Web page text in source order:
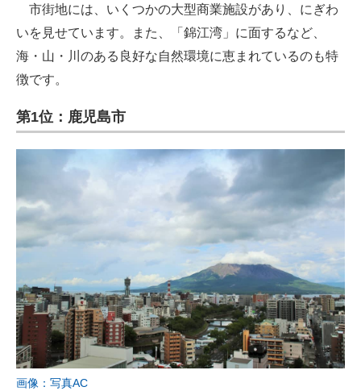
市街地には、いくつかの大型商業施設があり、にぎわ
いを見せています。また、「錦江湾」に面するなど、
海・山・川のある良好な自然環境に恵まれているのも特
徴です。
第1位：鹿児島市
画像：写真AC